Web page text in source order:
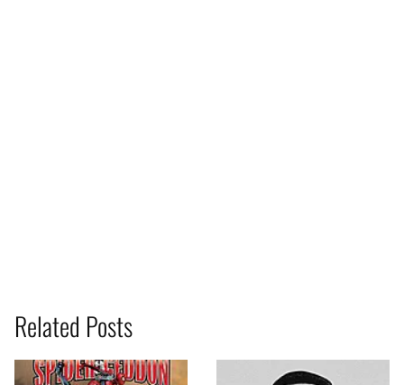
Related Posts